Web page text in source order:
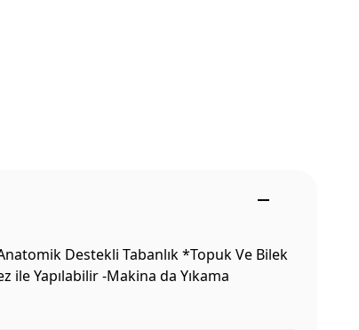
Destekli Tabanlık *Topuk Ve Bilek
ile Yapılabilir -Makina da Yıkama